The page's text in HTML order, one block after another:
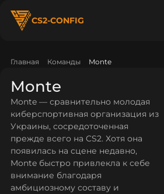
CS2-CONFIG
Главная Команды Monte
Monte
Monte — сравнительно молодая
киберспортивная организация из
Украины, сосредоточенная
прежде всего на CS2. Хотя она
появилась на сцене недавно,
Monte быстро привлекла к себе
внимание благодаря
амбициозному составу и